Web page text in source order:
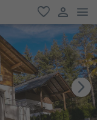
favorit
user link